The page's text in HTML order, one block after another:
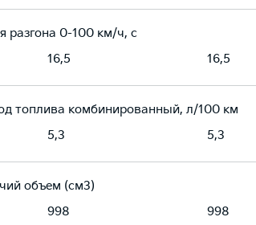
разгона 0-100 км/ч, с
16,5 16,5
топлива комбинированный, л/100 км
5,3 5,3
объем (см3)
998 998